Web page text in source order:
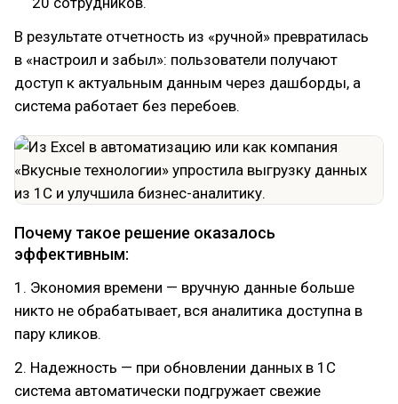
В результате отчетность из «ручной» превратилась
в «настроил и забыл»: пользователи получают
доступ к актуальным данным через дашборды, а
система работает без перебоев.
Почему такое решение оказалось
эффективным:
1. Экономия времени — вручную данные больше
никто не обрабатывает, вся аналитика доступна в
пару кликов.
2. Надежность — при обновлении данных в 1С
система автоматически подгружает свежие